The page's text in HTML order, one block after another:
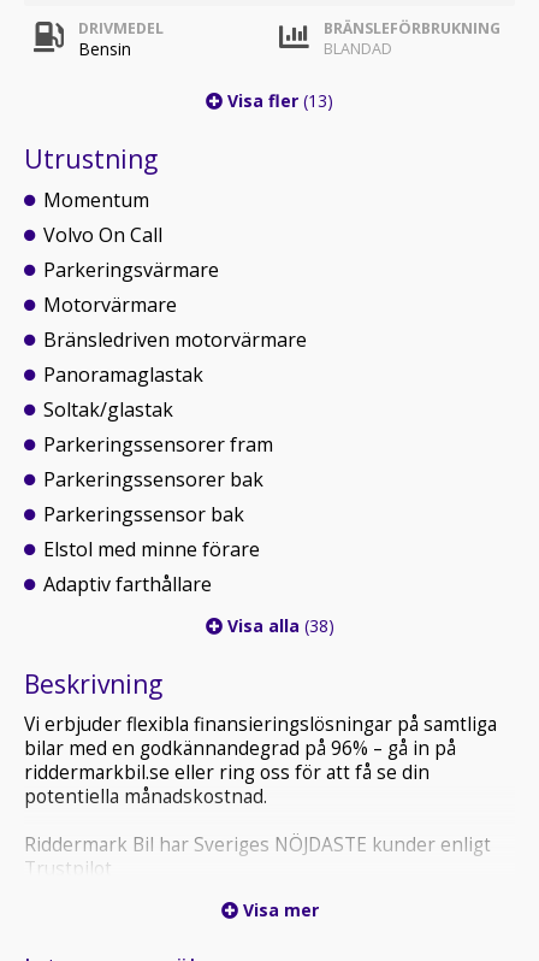
DRIVMEDEL
Bensin
BRÄNSLEFÖRBRUKNING
BLANDAD
Visa fler (13)
Utrustning
Momentum
Volvo On Call
Parkeringsvärmare
Motorvärmare
Bränsledriven motorvärmare
Panoramaglastak
Soltak/glastak
Parkeringssensorer fram
Parkeringssensorer bak
Parkeringssensor bak
Elstol med minne förare
Adaptiv farthållare
Visa alla (38)
Beskrivning
Vi erbjuder flexibla finansieringslösningar på samtliga
bilar med en godkännandegrad på 96% – gå in på
riddermarkbil.se eller ring oss för att få se din
potentiella månadskostnad.
Riddermark Bil har Sveriges NÖJDASTE kunder enligt
Trustpilot
hemleverans i hela Sverige!*Visa mer